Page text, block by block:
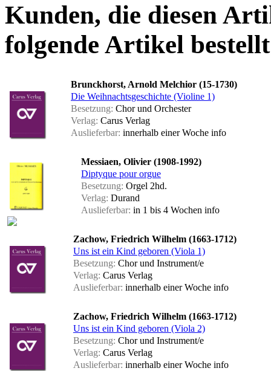
Kunden, die diesen
folgende Artikel
Brunckhorst, Arnold Melchior (15-1730)
Die Weihnachtsgeschichte (Violine 1)
Besetzung: Chor und Orchester
Verlag: Carus Verlag
Auslieferbar: innerhalb einer Woche info
Messiaen, Olivier (1908-1992)
Diptyque pour orgue
Besetzung: Orgel 2hd.
Verlag: Durand
Auslieferbar: in 1 bis 4 Wochen info
Zachow, Friedrich Wilhelm (1663-1712)
Uns ist ein Kind geboren (Viola 1)
Besetzung: Chor und Instrument/e
Verlag: Carus Verlag
Auslieferbar: innerhalb einer Woche info
Zachow, Friedrich Wilhelm (1663-1712)
Uns ist ein Kind geboren (Viola 2)
Besetzung: Chor und Instrument/e
Verlag: Carus Verlag
Auslieferbar: innerhalb einer Woche info